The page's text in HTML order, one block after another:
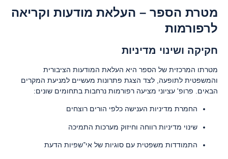
מטרת הספר – העלאת מודעות וקריאה
לרפורמות
חקיקה ושינוי מדיניות
מטרתו המרכזית של הספר היא העלאת המודעות הציבורית
והמשפטית לתופעה, לצד הצגת פתרונות מעשיים למניעת המקרים
הבאים. פרופ' עציוני מציעה רפורמות נרחבות בתחומים שונים:
החמרת מדיניות הענישה כלפי הורים רוצחים
שינוי מדיניות רווחה וחיזוק מערכות התמיכה
התמודדות משפטית עם סוגיות של אי־שפיות הדעת